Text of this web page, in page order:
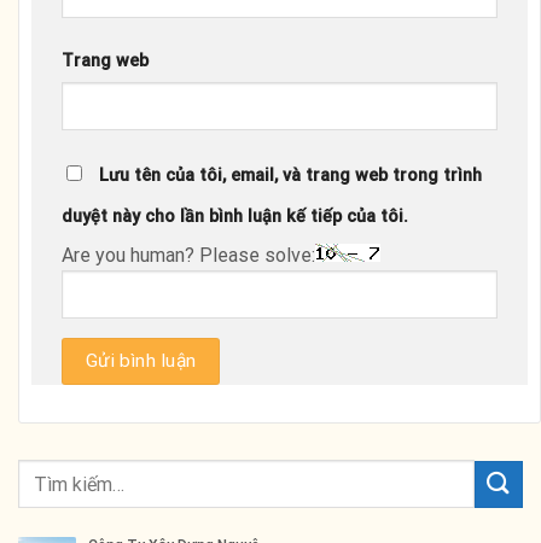
Trang web
Lưu tên của tôi, email, và trang web trong trình
duyệt này cho lần bình luận kế tiếp của tôi.
Are you human? Please solve: